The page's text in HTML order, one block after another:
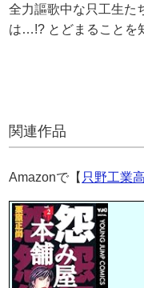
全力謳歌中な只工生た
は…!? とどまることを
関連作品
Amazonで【 只野工業